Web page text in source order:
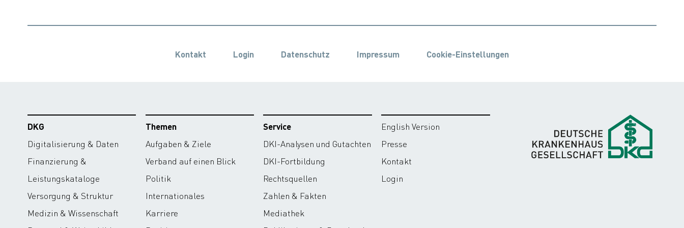
Kontakt Login Datenschutz Impressum Cookie-Einstellungen
DKG
Digitalisierung & Daten
Finanzierung &
Leistungskataloge
Versorgung & Struktur
Medizin & Wissenschaft
Themen
Aufgaben & Ziele
Verband auf einen Blick
Politik
Internationales
Karriere
Service
DKI-Analysen und Gutachten
DKI-Fortbildung
Rechtsquellen
Zahlen & Fakten
Mediathek
English Version
Presse
Kontakt
Login